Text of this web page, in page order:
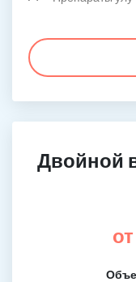
Двойной
от